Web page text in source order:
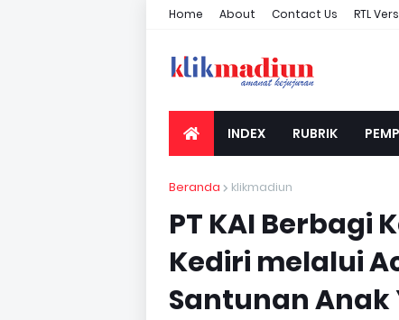
Home About Contact Us RTL
INDEX RUBRIK
Beranda klikmadiun
PT KAI Berbagi
Kediri melalui
Santunan Anak